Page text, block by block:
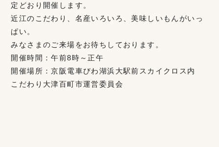
定どおり開催します。
近江のこだわり、名産いろいろ、美味しいもんがいっ
ぱい。
みなさまのご来場をお待ちしております。
開催時間：午前8時～正午
開催場所：京阪電車びわ湖浜大駅前スカイクロス内
こだわり大津百町市運営委員会